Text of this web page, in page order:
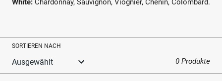
White: Chardonnay, Sauvignon, Viognier, Chenin, Colombard.
SORTIEREN NACH
0 Produkte